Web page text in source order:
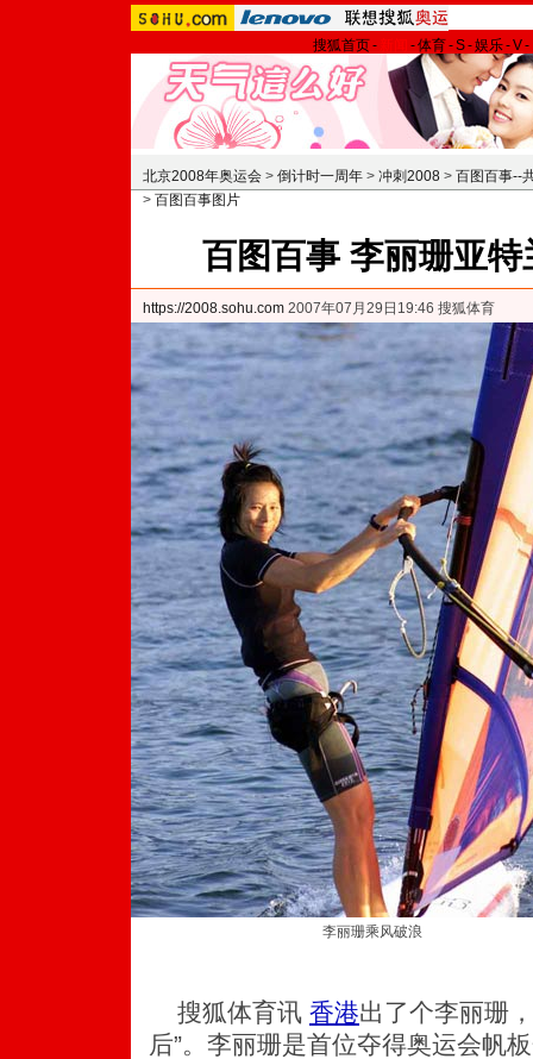
搜狐首页- -体育-S-娱乐-V-
北京2008年奥运会 > 倒计时一周年 > 冲刺2008 > 百图百事--
> 百图百事图片
百图百事 李丽珊亚
https://2008.sohu.com 2007年07月29日19:46 搜狐体育
李丽珊乘风破浪
搜狐体育讯 香港出了个李丽珊
后”。李丽珊是首位夺得奥运会帆